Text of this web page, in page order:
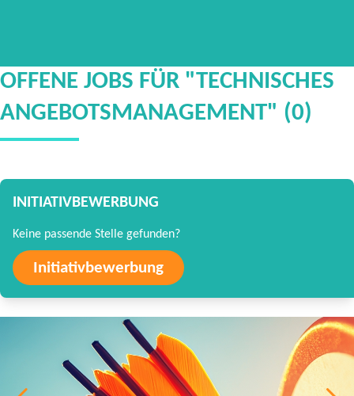
OFFENE JOBS FÜR "TECHNISCHES
ANGEBOTSMANAGEMENT" (0)
INITIATIVBEWERBUNG
Keine passende Stelle gefunden?
Initiativbewerbung